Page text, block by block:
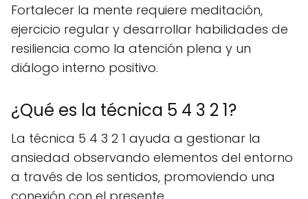
Fortalecer la mente requiere meditación,
ejercicio regular y desarrollar habilidades de
resiliencia como la atención plena y un
diálogo interno positivo.
¿Qué es la técnica 5 4 3 2 1?
La técnica 5 4 3 2 1 ayuda a gestionar la
ansiedad observando elementos del entorno
a través de los sentidos, promoviendo una